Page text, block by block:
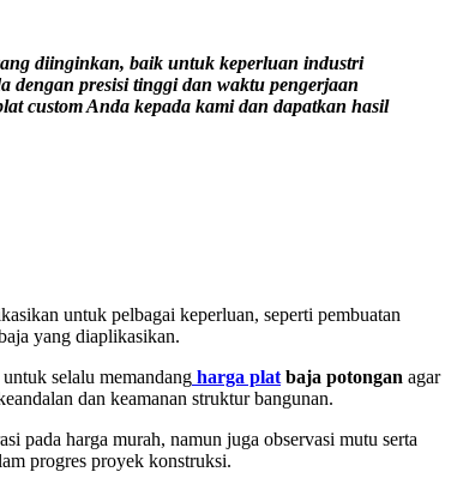
diinginkan, baik untuk keperluan industri
dengan presisi tinggi dan waktu pengerjaan
custom Anda kepada kami dan dapatkan hasil
untuk pelbagai keperluan, seperti pembuatan
yang diaplikasikan.
selalu memandang harga plat baja potongan agar
dan keamanan struktur bangunan.
pada harga murah, namun juga observasi mutu serta
progres proyek konstruksi.